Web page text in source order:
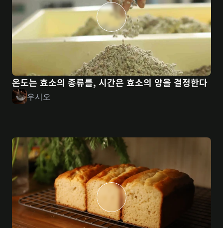
온도는 효소의 종류를, 시간은 효소의 양을 결정한다
우시오